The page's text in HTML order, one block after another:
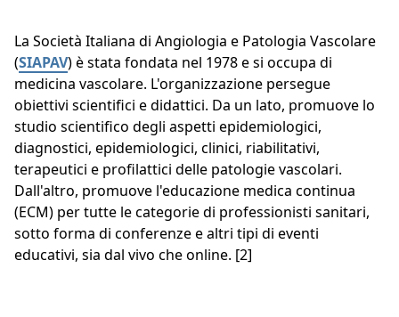
La Società Italiana di Angiologia e Patologia Vascolare
(SIAPAV) è stata fondata nel 1978 e si occupa di
medicina vascolare. L'organizzazione persegue
obiettivi scientifici e didattici. Da un lato, promuove lo
studio scientifico degli aspetti epidemiologici,
diagnostici, epidemiologici, clinici, riabilitativi,
terapeutici e profilattici delle patologie vascolari.
Dall'altro, promuove l'educazione medica continua
(ECM) per tutte le categorie di professionisti sanitari,
sotto forma di conferenze e altri tipi di eventi
educativi, sia dal vivo che online. [2]